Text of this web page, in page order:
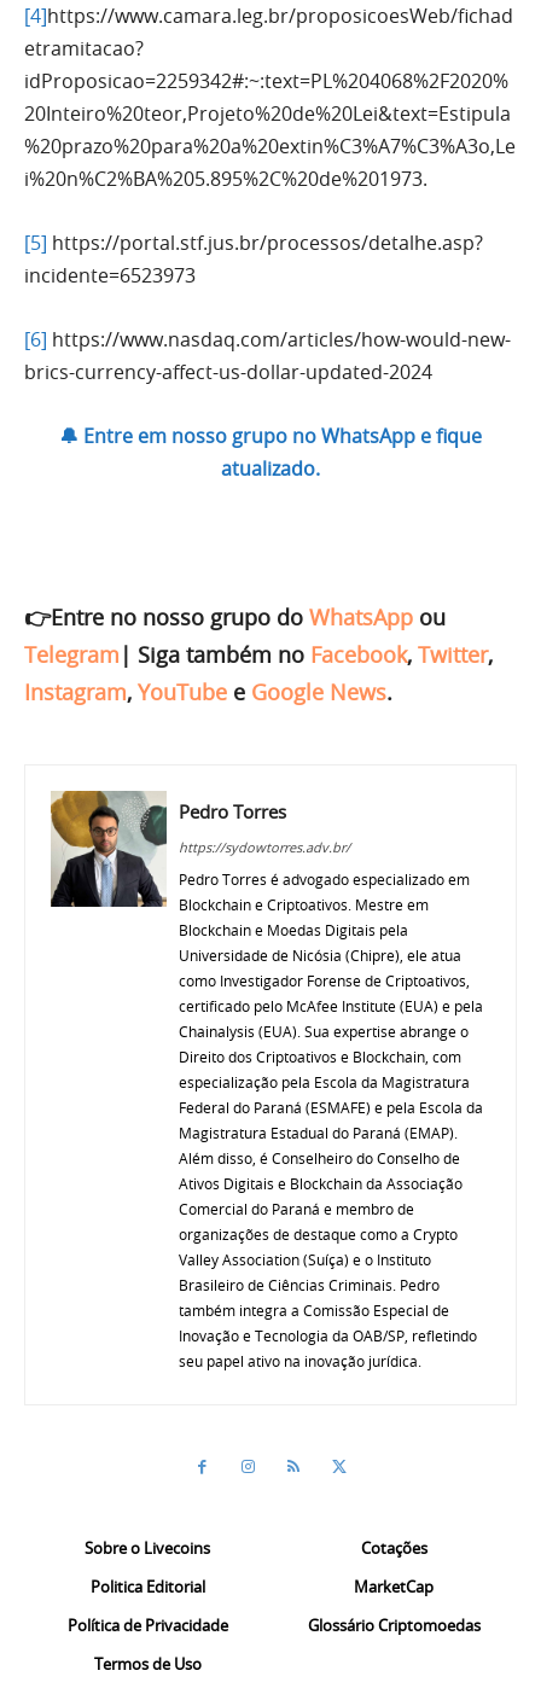
[4]https://www.camara.leg.br/proposicoesWeb/fichad
etramitacao?
idProposicao=2259342#:~:text=PL%204068%2F2020%
20Inteiro%20teor,Projeto%20de%20Lei&text=Estipula
%20prazo%20para%20a%20extin%C3%A7%C3%A3o,Le
i%20n%C2%BA%205.895%2C%20de%201973.
[5] https://portal.stf.jus.br/processos/detalhe.asp?
incidente=6523973
[6] https://www.nasdaq.com/articles/how-would-new-
brics-currency-affect-us-dollar-updated-2024
🔔 Entre em nosso grupo no WhatsApp e fique
atualizado.
👉Entre no nosso grupo do WhatsApp ou
Telegram | Siga também no Facebook, Twitter,
Instagram, YouTube e Google News.
Pedro Torres
https://sydowtorres.adv.br/
Pedro Torres é advogado especializado em
Blockchain e Criptoativos. Mestre em
Blockchain e Moedas Digitais pela
Universidade de Nicósia (Chipre), ele atua
como Investigador Forense de Criptoativos,
certificado pelo McAfee Institute (EUA) e pela
Chainalysis (EUA). Sua expertise abrange o
Direito dos Criptoativos e Blockchain, com
especialização pela Escola da Magistratura
Federal do Paraná (ESMAFE) e pela Escola da
Magistratura Estadual do Paraná (EMAP).
Além disso, é Conselheiro do Conselho de
Ativos Digitais e Blockchain da Associação
Comercial do Paraná e membro de
organizações de destaque como a Crypto
Valley Association (Suíça) e o Instituto
Brasileiro de Ciências Criminais. Pedro
também integra a Comissão Especial de
Inovação e Tecnologia da OAB/SP, refletindo
seu papel ativo na inovação jurídica.
Sobre o Livecoins
Politica Editorial
Política de Privacidade
Termos de Uso
Cotações
MarketCap
Glossário Criptomoedas